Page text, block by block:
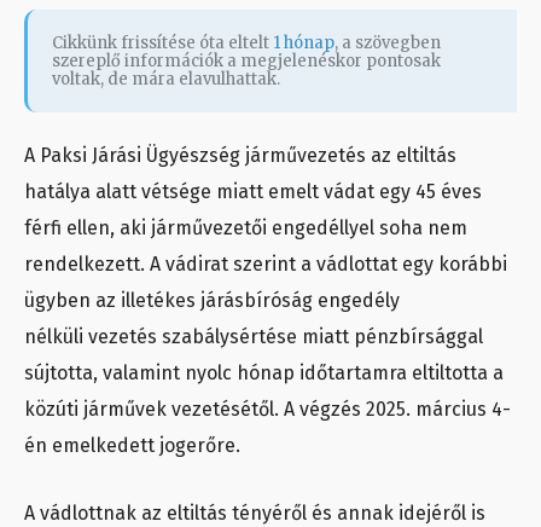
Cikkünk frissítése óta eltelt 1 hónap, a szövegben
szereplő információk a megjelenéskor pontosak
voltak, de mára elavulhattak.
A Paksi Járási Ügyészség járművezetés az eltiltás
hatálya alatt vétsége miatt emelt vádat egy 45 éves
férfi ellen, aki járművezetői engedéllyel soha nem
rendelkezett. A vádirat szerint a vádlottat egy korábbi
ügyben az illetékes járásbíróság engedély
nélküli vezetés szabálysértése miatt pénzbírsággal
sújtotta, valamint nyolc hónap időtartamra eltiltotta a
közúti járművek vezetésétől. A végzés 2025. március 4-
én emelkedett jogerőre.
A vádlottnak az eltiltás tényéről és annak idejéről is